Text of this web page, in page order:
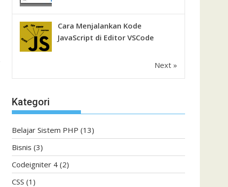
Cara Menjalankan Kode
JavaScript di Editor VSCode
Next »
Kategori
Belajar Sistem PHP (13)
Bisnis (3)
Codeigniter 4 (2)
CSS (1)